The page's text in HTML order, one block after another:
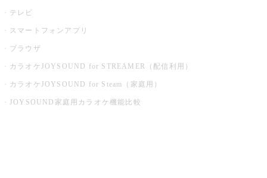
テレビ
スマートフォンアプリ
ブラウザ
カラオケJOYSOUND for STREAMER（配信利用）
カラオケJOYSOUND for Steam（家庭用）
JOYSOUND家庭用カラオケ機能比較